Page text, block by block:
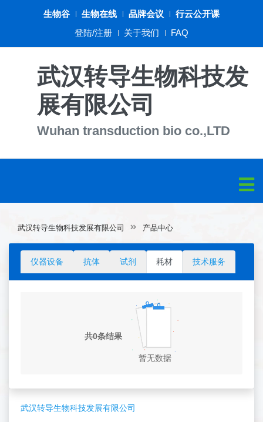
生物谷 生物在线 品牌会议
行云公开课
登陆/注册
关于我们 FAQ
武汉转导生物科技发
展有限公司
Wuhan transduction bio co.,LTD
武汉转导生物科技发展有限公司
武汉转导生物科技发展有限公司 产品中心
仪器设备 抗体 试剂 耗材 技术服务
共0条结果
暂无数据